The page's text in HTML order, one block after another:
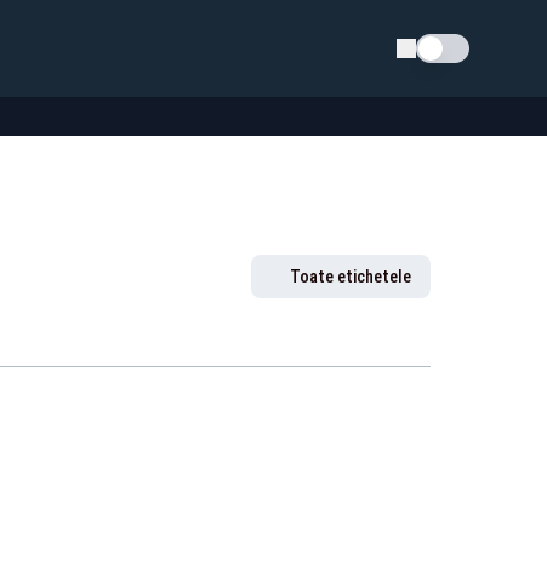
Schimba tema
Toate etichetele